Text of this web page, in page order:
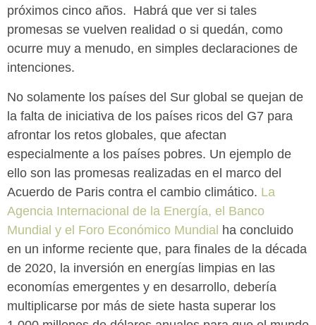
próximos cinco años. Habrá que ver si tales
promesas se vuelven realidad o si quedán, como
ocurre muy a menudo, en simples declaraciones de
intenciones.
No solamente los países del Sur global se quejan de
la falta de iniciativa de los países ricos del G7 para
afrontar los retos globales, que afectan
especialmente a los países pobres. Un ejemplo de
ello son las promesas realizadas en el marco del
Acuerdo de Paris contra el cambio climático. La
Agencia Internacional de la Energía, el Banco
Mundial y el Foro Económico Mundial ha concluido
en un informe reciente que, para finales de la década
de 2020, la inversión en energías limpias en las
economías emergentes y en desarrollo, debería
multiplicarse por más de siete hasta superar los